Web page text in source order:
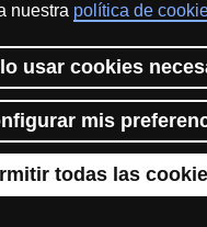
nuestra política de
usar cookies
mis
todas las
el web Accesibilidad web
privacidad
Protección de
una universidad más solidaria
mediante la promoción de la
universitaria como instrumento
colectivos en riesgo de